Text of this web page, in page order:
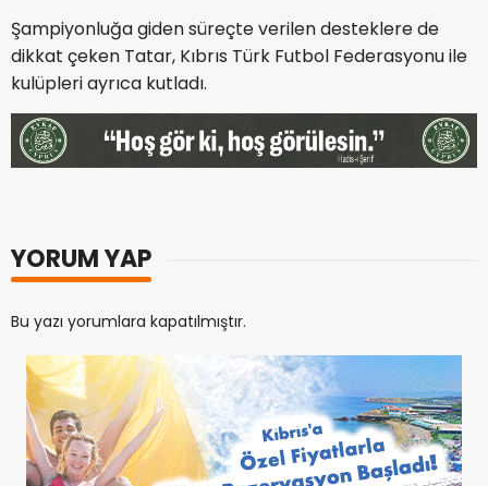
Şampiyonluğa giden süreçte verilen desteklere de
dikkat çeken Tatar, Kıbrıs Türk Futbol Federasyonu ile
kulüpleri ayrıca kutladı.
YORUM YAP
Bu yazı yorumlara kapatılmıştır.